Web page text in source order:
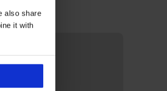
also share
it with